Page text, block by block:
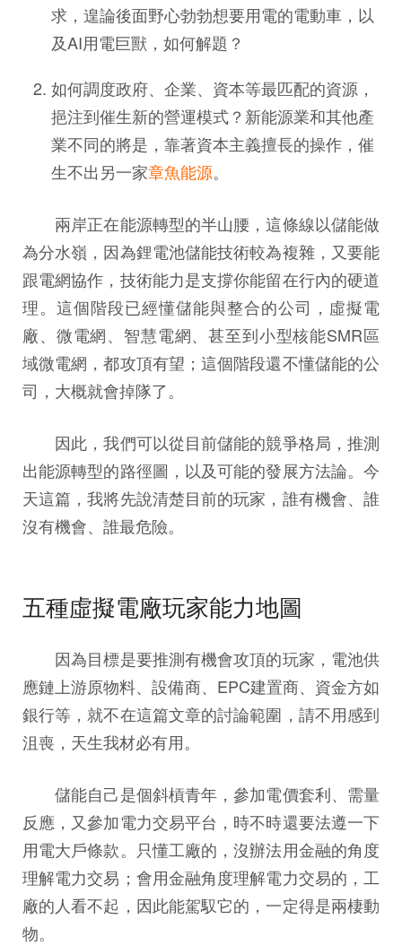
求，遑論後面野心勃勃想要用電的電動車，以
及AI用電巨獸，如何解題？
如何調度政府、企業、資本等最匹配的資源，
挹注到催生新的營運模式？新能源業和其他產
業不同的將是，靠著資本主義擅長的操作，催
生不出另一家章魚能源。
兩岸正在能源轉型的半山腰，這條線以儲能做
為分水嶺，因為鋰電池儲能技術較為複雜，又要能
跟電網協作，技術能力是支撐你能留在行內的硬道
理。這個階段已經懂儲能與整合的公司，虛擬電
廠、微電網、智慧電網、甚至到小型核能SMR區
域微電網，都攻頂有望；這個階段還不懂儲能的公
司，大概就會掉隊了。
因此，我們可以從目前儲能的競爭格局，推測
出能源轉型的路徑圖，以及可能的發展方法論。今
天這篇，我將先說清楚目前的玩家，誰有機會、誰
沒有機會、誰最危險。
五種虛擬電廠玩家能力地圖
因為目標是要推測有機會攻頂的玩家，電池供
應鏈上游原物料、設備商、EPC建置商、資金方如
銀行等，就不在這篇文章的討論範圍，請不用感到
沮喪，天生我材必有用。
儲能自己是個斜槓青年，參加電價套利、需量
反應，又參加電力交易平台，時不時還要法遵一下
用電大戶條款。只懂工廠的，沒辦法用金融的角度
理解電力交易；會用金融角度理解電力交易的，工
廠的人看不起，因此能駕馭它的，一定得是兩棲動
物。